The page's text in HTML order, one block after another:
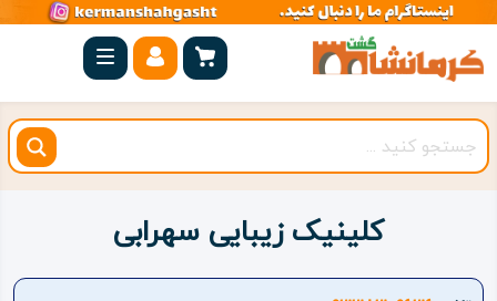
صفحه
اصلی
کرمانشاه
شهرستان
بیستون
کلینیک زیبایی سهرابی